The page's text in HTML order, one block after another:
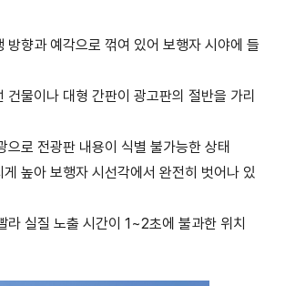
방향과 예각으로 꺾여 있어 보행자 시야에 들
건물이나 대형 간판이 광고판의 절반을 가리
으로 전광판 내용이 식별 불가능한 상태
높아 보행자 시선각에서 완전히 벗어나 있
라 실질 노출 시간이 1~2초에 불과한 위치